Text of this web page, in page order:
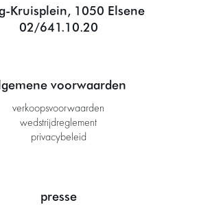
Kruisplein, 1050 Elsene
02/641.10.20
voorwaarden
verkoopsvoorwaarden
wedstrijdreglement
privacybeleid
presse